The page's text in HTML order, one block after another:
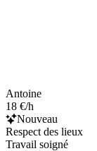
Antoine
18 €/h
Nouveau
Respect des lieux
Travail soigné